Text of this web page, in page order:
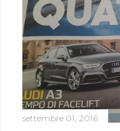
settembre 01, 2016